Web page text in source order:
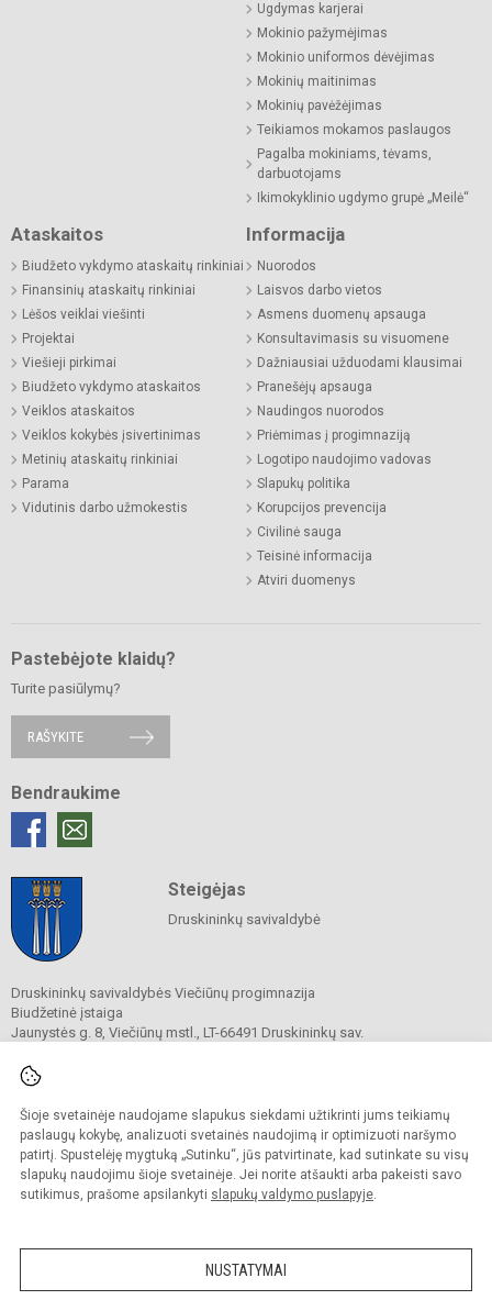
Šioje svetainėje naudojame slapukus siekdami užtikrinti jums teikiamų
paslaugų kokybę, analizuoti svetainės naudojimą ir optimizuoti naršymo
patirtį. Spustelėję mygtuką „Sutinku“, jūs patvirtinate, kad sutinkate su visų
slapukų naudojimu šioje svetainėje. Jei norite atšaukti arba pakeisti savo
sutikimus, prašome apsilankyti slapukų valdymo puslapyje.
NUSTATYMAI
Ugdymas karjerai
Mokinio pažymėjimas
Mokinio uniformos dėvėjimas
Mokinių maitinimas
Mokinių pavėžėjimas
Teikiamos mokamos paslaugos
Pagalba mokiniams, tėvams,
darbuotojams
Ikimokyklinio ugdymo grupė „Meilė“
Ataskaitos
Biudžeto vykdymo ataskaitų rinkiniai
Finansinių ataskaitų rinkiniai
Lėšos veiklai viešinti
Projektai
Viešieji pirkimai
Biudžeto vykdymo ataskaitos
Veiklos ataskaitos
Veiklos kokybės įsivertinimas
Metinių ataskaitų rinkiniai
Parama
Vidutinis darbo užmokestis
Informacija
Nuorodos
Laisvos darbo vietos
Asmens duomenų apsauga
Konsultavimasis su visuomene
Dažniausiai užduodami klausimai
Pranešėjų apsauga
Naudingos nuorodos
Priėmimas į progimnaziją
Logotipo naudojimo vadovas
Slapukų politika
Korupcijos prevencija
Civilinė sauga
Teisinė informacija
Atviri duomenys
Pastebėjote klaidų?
Turite pasiūlymų?
RAŠYKITE
Bendraukime
Steigėjas
Druskininkų savivaldybė
Druskininkų savivaldybės Viečiūnų progimnazija
Biudžetinė įstaiga
Jaunystės g. 8, Viečiūnų mstl., LT-66491 Druskininkų sav.
El. p.
Duomenys kaupiami ir saugomi
Juridinių asmenų registre
Įstaigos kodas 190108418
El. pristatymo dėžutės adresas 190108418
Kopijuoti turinį be raštiško progimnazijos sutikimo griežtai draudžiama.
Prieinamumo paraiška Slapukų valdymas